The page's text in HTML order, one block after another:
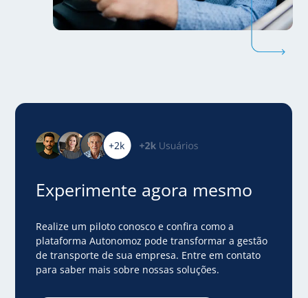
Experimente agora mesmo
Realize um piloto conosco e confira como a
plataforma Autonomoz pode transformar a gestão
de transporte de sua empresa. Entre em contato
para saber mais sobre nossas soluções.